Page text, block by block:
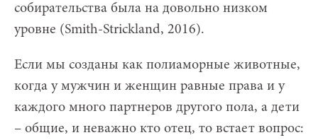
собирательства была на довольно низком
уровне (Smith-Strickland, 2016).
Если мы созданы как полиаморные животные,
когда у мужчин и женщин равные права и у
каждого много партнеров другого пола, а дети
– общие, и неважно кто отец, то встает вопрос: